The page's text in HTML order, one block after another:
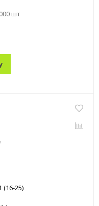
шт
25)